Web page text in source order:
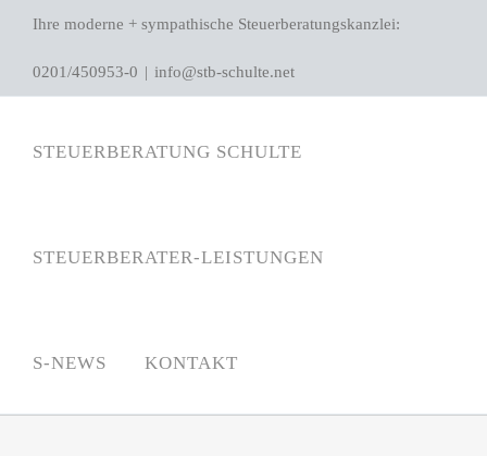
Zum
springen
Ihre moderne + sympathische Steuerberatungskanzlei:
0201/450953-0 | info@stb-schulte.net
STEUERBERATUNG SCHULTE
STEUERBERATER-LEISTUNGEN
S-NEWS KONTAKT